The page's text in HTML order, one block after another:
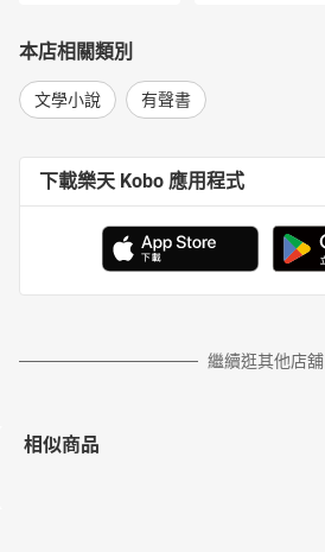
本店相關類別
文學小說 有聲書
下載樂天 Kobo 應用程式
繼續逛其他店舖
相似商品